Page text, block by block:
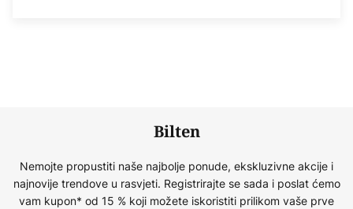
Bilten
Nemojte propustiti naše najbolje ponude, ekskluzivne akcije i
najnovije trendove u rasvjeti. Registrirajte se sada i poslat ćemo
vam kupon* od 15 % koji možete iskoristiti prilikom vaše prve